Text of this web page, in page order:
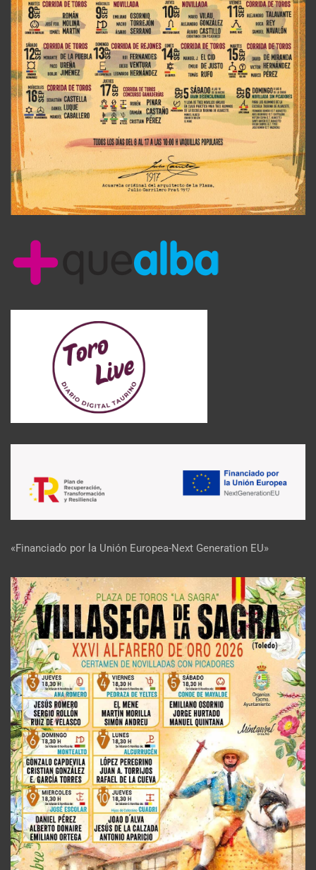
«Financiado por la Unión Europea-Next Generation EU»